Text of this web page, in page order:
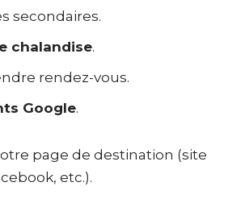
secondaires.
chalandise.
rendez-vous.
Google.
page de destination (site
etc.).